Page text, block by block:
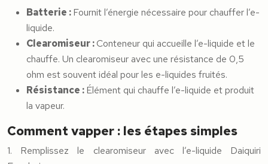
Batterie :Fournit l’énergie nécessaire pour chauffer l’e-
liquide.
Clearomiseur :Conteneur qui accueille l’e-liquide et le
chauffe. Un clearomiseur avec une résistance de 0,5
ohm est souvent idéal pour les e-liquides fruités.
Résistance :Élément qui chauffe l’e-liquide et produit
la vapeur.
Comment vapper : les étapes simples
1. Remplissez le clearomiseur avec l’e-liquide Daiquiri